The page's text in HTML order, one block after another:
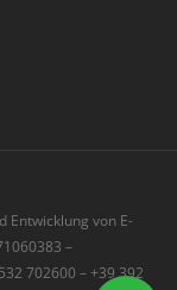
Entwicklung von E-
–
702600 – +39 392